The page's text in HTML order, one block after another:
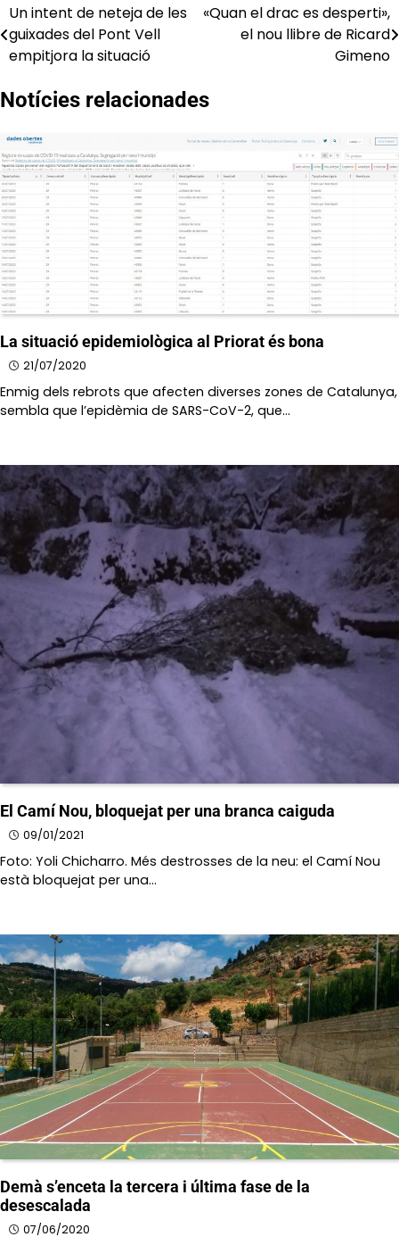
Navegació
d'entrades
Un intent de neteja de les
guixades del Pont Vell
empitjora la situació
«Quan el drac es desperti»,
el nou llibre de Ricard
Gimeno
Notícies relacionades
La situació epidemiològica al Priorat és bona
21/07/2020
Enmig dels rebrots que afecten diverses zones de Catalunya,
sembla que l’epidèmia de SARS-CoV-2, que…
El Camí Nou, bloquejat per una branca caiguda
09/01/2021
Foto: Yoli Chicharro. Més destrosses de la neu: el Camí Nou
està bloquejat per una…
Demà s’enceta la tercera i última fase de la
desescalada
07/06/2020